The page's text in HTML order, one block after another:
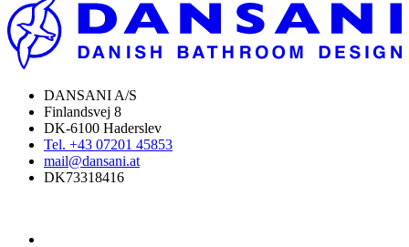
DANSANI A/S
Finlandsvej 8
DK-6100 Haderslev
Tel. +43 07201 45853
mail@dansani.at
DK73318416